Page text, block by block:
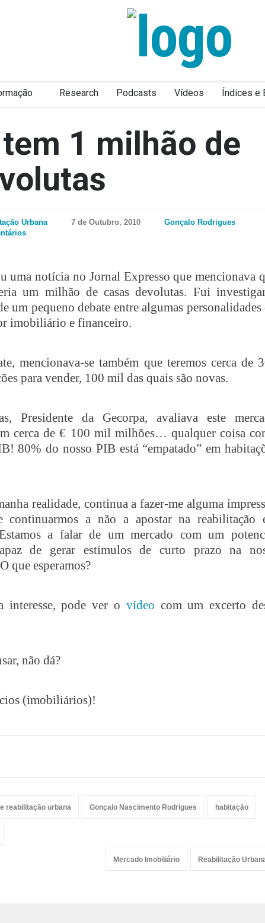
Research Podcasts Vídeos Índices e
1 milhão de
Urbana 7 de Outubro, 2010
Gonçalo Rodrigues
uma notícia no Jornal Expresso que mencionava
um milhão de casas devolutas. Fui
um pequeno debate entre algumas personalidades
imobiliário e financeiro.
mencionava-se também que teremos cerca de
para vender, 100 mil das quais são novas.
Presidente da Gecorpa, avaliava este
cerca de € 100 mil milhões… qualquer coisa
80% do nosso PIB está “empatado” em
realidade, continua a fazer-me alguma
continuarmos a não a apostar na reabilitação
a falar de um mercado com um
de gerar estímulos de curto prazo na
que esperamos?
interesse, pode ver o vídeo com um excerto
não dá?
(imobiliários)!
reabilitação urbana Gonçalo Nascimento Rodrigues habitação
Mercado Imobiliário Reabilitação